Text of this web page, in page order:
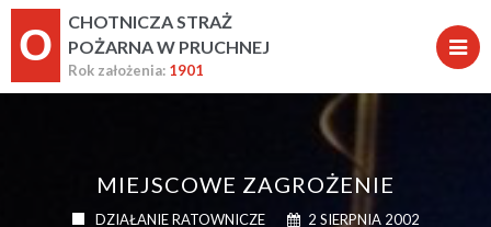
O
CHOTNICZA STRAŻ
POŻARNA W PRUCHNEJ
Rok założenia: 1901
MIEJSCOWE ZAGROŻENIE
DZIAŁANIE RATOWNICZE 2 SIERPNIA 2002